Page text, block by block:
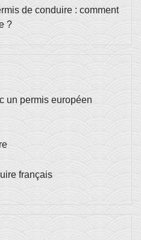
de conduire : comment
?
un permis européen
français